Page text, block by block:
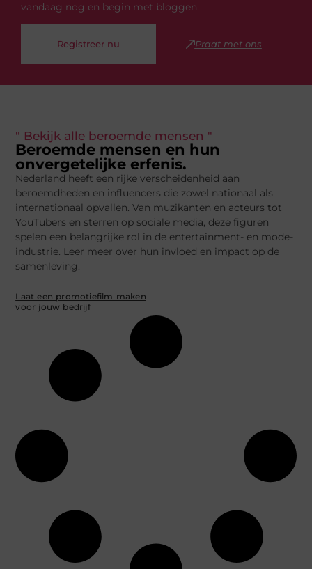
vandaag nog en begin met bloggen.
Registreer nu Praat met ons
" Bekijk alle beroemde mensen "
Beroemde mensen en hun
onvergetelijke erfenis.
Nederland heeft een rijke verscheidenheid aan
beroemdheden en influencers die zowel nationaal als
internationaal opvallen. Van muzikanten en acteurs tot
YouTubers en sterren op sociale media, deze figuren
spelen een belangrijke rol in de entertainment- en mode-
industrie. Leer meer over hun invloed en impact op de
samenleving.
Laat een promotiefilm maken
voor jouw bedrijf